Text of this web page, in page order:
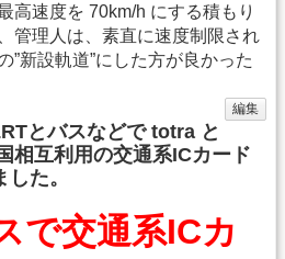
高速度を 70km/h にする積もり
管理人は、素直に速度制限され
”新設軌道”にした方が良かった
編集
とバスなどで totra と
相互利用の交通系ICカード
た。
で交通系ICカ